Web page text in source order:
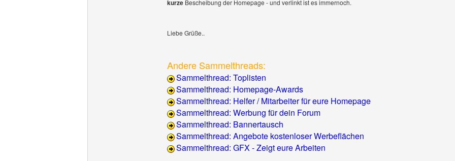
kurze Bescheibung der Homepage - und verlinkt ist es immernoch.
Liebe Grüße..
Andere Sammelthreads:
Sammelthread: Toplisten
Sammelthread: Homepage-Awards
Sammelthread: Helfer / Mitarbeiter für eure Homepage
Sammelthread: Werbung für dein Forum
Sammelthread: Bannertausch
Sammelthread: Angebote kostenloser Werbeflächen
Sammelthread: GFX - Zeigt eure Arbeiten